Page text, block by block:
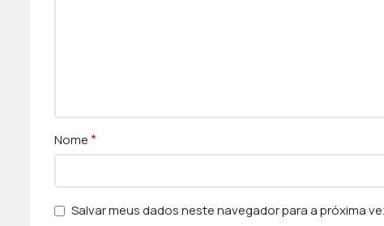
Nome*
Salvar meus dados neste navegador para a próxima